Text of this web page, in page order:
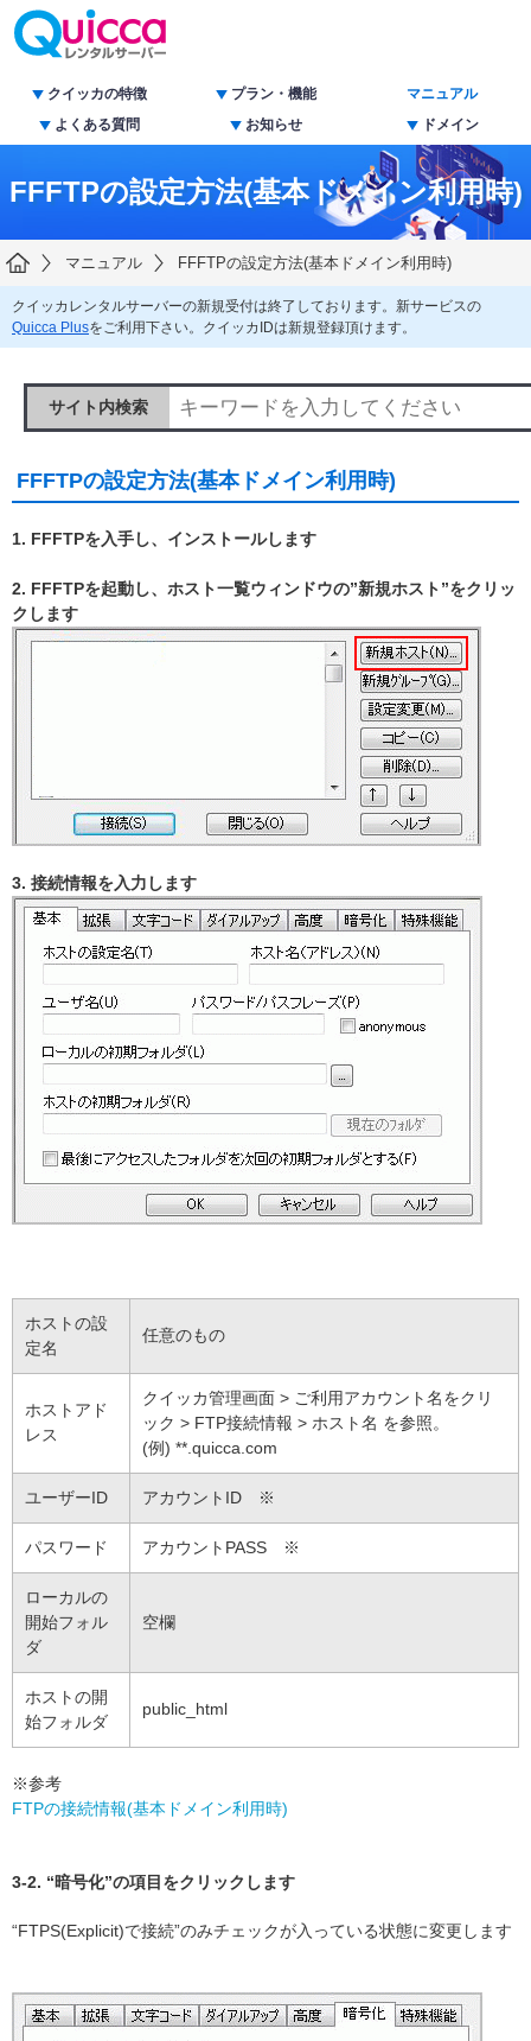
クイッカの特徴 プラン・機能
マニュアル
よくある質問
お知らせ ドメイン
FFFTPの設定方法(基本ドメイン利用時)
マニュアル FFFTPの設定方法(基本ドメイン利用時)
クイッカレンタルサーバーの新規受付は終了しております。新サービスの
Quicca Plusをご利用下さい。クイッカIDは新規登録頂けます。
サイト内検索
FFFTPの設定方法(基本ドメイン利用時)
1. FFFTPを入手し、インストールします
2. FFFTPを起動し、ホスト一覧ウィンドウの”新規ホスト”をクリッ
クします
3. 接続情報を入力します
ホストの設
定名
任意のもの
ホストアド
レス
クイッカ管理画面 > ご利用アカウント名をクリ
ック > FTP接続情報 > ホスト名 を参照。
(例) **.quicca.com
ユーザーID アカウントID ※
パスワード アカウントPASS ※
ローカルの
開始フォル
ダ
空欄
ホストの開
始フォルダ
public_html
※参考
FTPの接続情報(基本ドメイン利用時)
3-2. “暗号化”の項目をクリックします
“FTPS(Explicit)で接続”のみチェックが入っている状態に変更します